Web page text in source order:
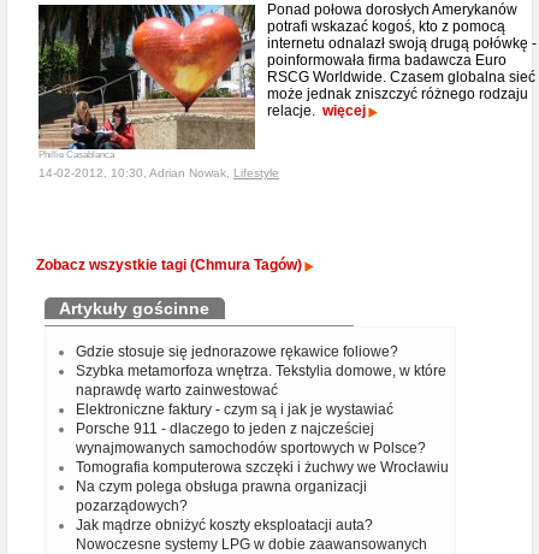
Phillie Casablanca
Ponad połowa dorosłych Amerykanów
potrafi wskazać kogoś, kto z pomocą
internetu odnalazł swoją drugą połówkę -
poinformowała firma badawcza Euro
RSCG Worldwide. Czasem globalna sieć
może jednak zniszczyć różnego rodzaju
relacje. więcej
14-02-2012, 10:30, Adrian Nowak, Lifestyle
Zobacz wszystkie tagi (Chmura Tagów)
Artykuły gościnne
Gdzie stosuje się jednorazowe rękawice foliowe?
Szybka metamorfoza wnętrza. Tekstylia domowe, w które
naprawdę warto zainwestować
Elektroniczne faktury - czym są i jak je wystawiać
Porsche 911 - dlaczego to jeden z najcześciej
wynajmowanych samochodów sportowych w Polsce?
Tomografia komputerowa szczęki i żuchwy we Wrocławiu
Na czym polega obsługa prawna organizacji
pozarządowych?
Jak mądrze obniżyć koszty eksploatacji auta?
Nowoczesne systemy LPG w dobie zaawansowanych